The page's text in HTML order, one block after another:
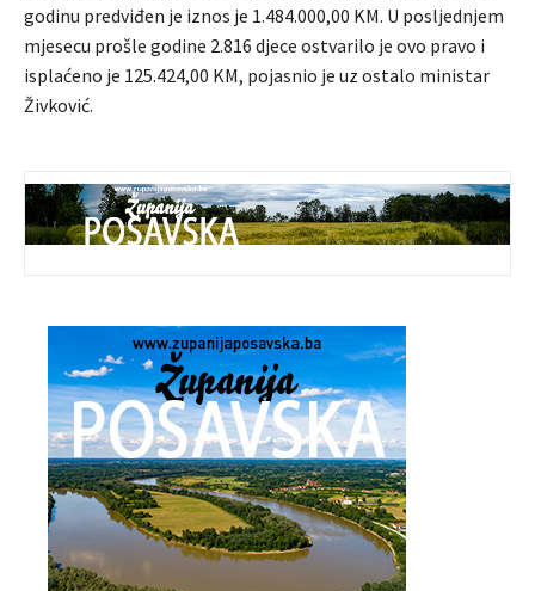
godinu predviđen je iznos je 1.484.000,00 KM. U posljednjem
mjesecu prošle godine 2.816 djece ostvarilo je ovo pravo i
isplaćeno je 125.424,00 KM, pojasnio je uz ostalo ministar
Živković.